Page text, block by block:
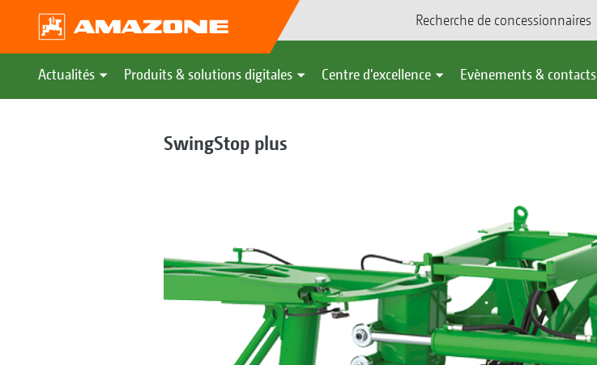
Recherche de concessionnaires
Actualités Produits & solutions digitales Centre d'excellence Evènements & contacts
SwingStop plus